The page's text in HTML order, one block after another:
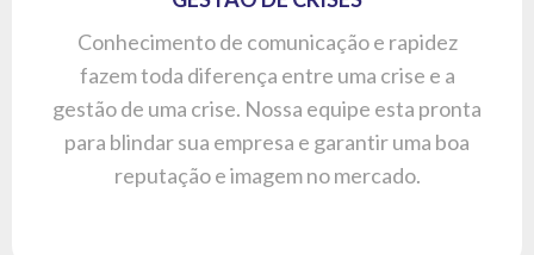
Conhecimento de comunicação e rapidez
fazem toda diferença entre uma crise e a
gestão de uma crise. Nossa equipe esta pronta
para blindar sua empresa e garantir uma boa
reputação e imagem no mercado.